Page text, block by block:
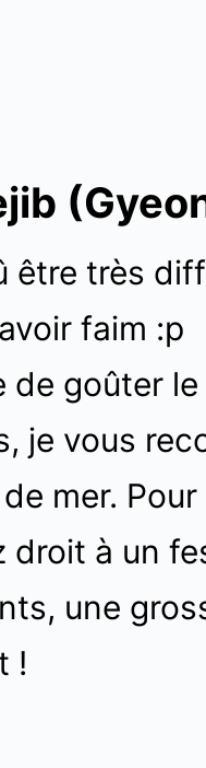
être très
faim :p
de goûter
je vous
mer.
droit à un
une
!